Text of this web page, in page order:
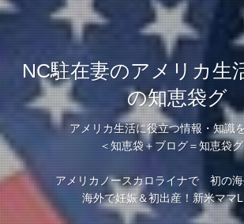
NC駐在妻のアメリカ生
の知恵袋グ
アメリカ生活に役立つ情報・知識
＜知恵袋＋ブログ＝知恵袋グ
アメリカノースカロライナで 初の海
海外で妊娠＆初出産！新米ママ